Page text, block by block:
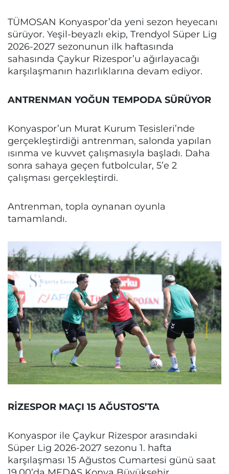
TÜMOSAN Konyaspor’da yeni sezon heyecanı
sürüyor. Yeşil-beyazlı ekip, Trendyol Süper Lig
2026-2027 sezonunun ilk haftasında
sahasında Çaykur Rizespor’u ağırlayacağı
karşılaşmanın hazırlıklarına devam ediyor.
ANTRENMAN YOĞUN TEMPODA SÜRÜYOR
Konyaspor’un Murat Kurum Tesisleri’nde
gerçekleştirdiği antrenman, salonda yapılan
ısınma ve kuvvet çalışmasıyla başladı. Daha
sonra sahaya geçen futbolcular, 5’e 2
çalışması gerçekleştirdi.
Antrenman, topla oynanan oyunla
tamamlandı.
RİZESPOR MAÇI 15 AĞUSTOS’TA
Konyaspor ile Çaykur Rizespor arasındaki
Süper Lig 2026-2027 sezonu 1. hafta
karşılaşması 15 Ağustos Cumartesi günü saat